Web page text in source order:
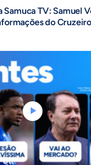
Samuca TV: Samuel
do Cruzeiro